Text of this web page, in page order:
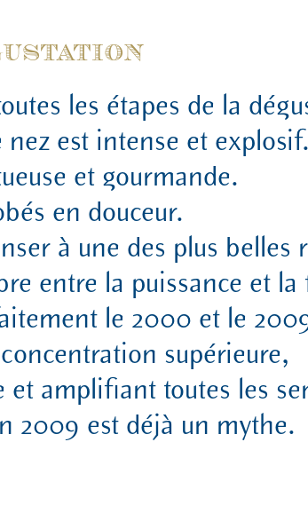
les étapes de la
nez est intense et explosif.
et gourmande.
en douceur.
à une des plus belles
entre la puissance et la
le 2000 et le
supérieure,
amplifiant toutes les
2009 est déjà un mythe.